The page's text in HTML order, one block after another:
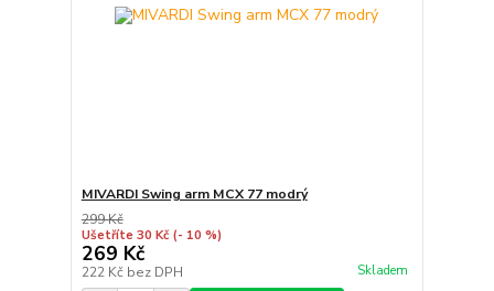
MIVARDI Swing arm MCX 77 modrý
299 Kč
Ušetříte 30 Kč (- 10 %)
269 Kč
222 Kč bez DPH Skladem